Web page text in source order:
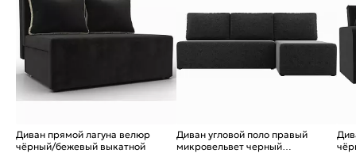
Диван прямой лагуна велюр
чёрный/бежевый выкатной
Диван угловой поло правый
микровельвет черный